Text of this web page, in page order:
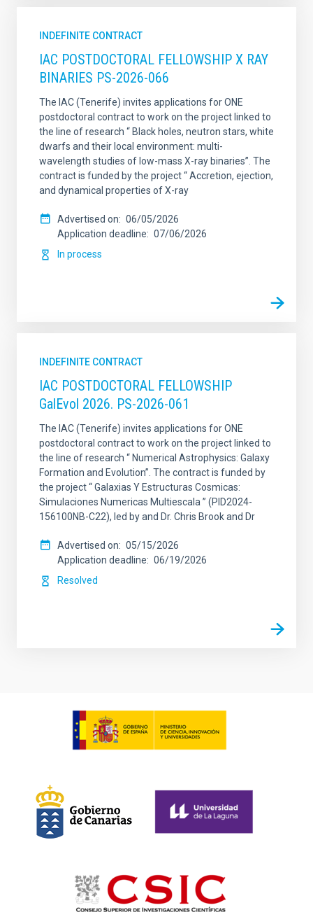
INDEFINITE CONTRACT
IAC POSTDOCTORAL FELLOWSHIP X RAY
BINARIES PS-2026-066
The IAC (Tenerife) invites applications for ONE
postdoctoral contract to work on the project linked to
the line of research “ Black holes, neutron stars, white
dwarfs and their local environment: multi-
wavelength studies of low-mass X-ray binaries”. The
contract is funded by the project “ Accretion, ejection,
and dynamical properties of X-ray
Advertised on
06/05/2026
Application deadline
07/06/2026
In process
INDEFINITE CONTRACT
IAC POSTDOCTORAL FELLOWSHIP
GalEvol 2026. PS-2026-061
The IAC (Tenerife) invites applications for ONE
postdoctoral contract to work on the project linked to
the line of research “ Numerical Astrophysics: Galaxy
Formation and Evolution”. The contract is funded by
the project “ Galaxias Y Estructuras Cosmicas:
Simulaciones Numericas Multiescala ” (PID2024-
156100NB-C22), led by and Dr. Chris Brook and Dr
Advertised on
05/15/2026
Application deadline
06/19/2026
Resolved